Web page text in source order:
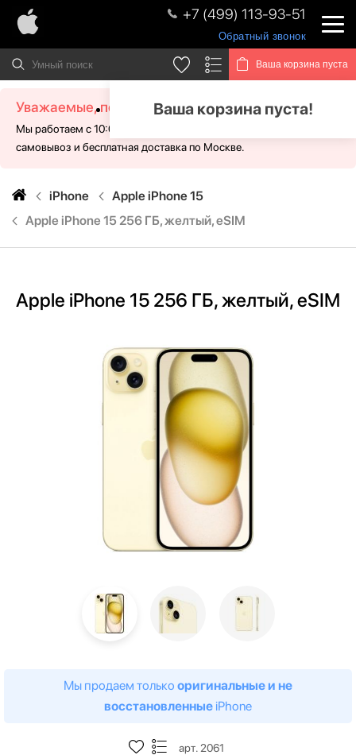
+7 (499) 113-93-51
Обратный звонок
Ваша корзина пуста
Ваша корзина пуста!
Уважаемые, посетители!
Мы работаем с 10:00 - 21:00 без выходных. Для Вас доступен
самовывоз и бесплатная доставка по Москве.
iPhone
Apple iPhone 15
Apple iPhone 15 256 ГБ, желтый, eSIM
Apple iPhone 15 256 ГБ, желтый, eSIM
Мы продаем только оригинальные и не
восстановленные iPhone
арт. 2061